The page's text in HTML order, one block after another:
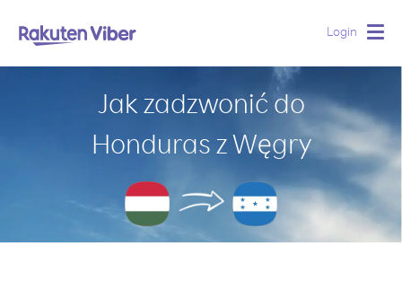
Login
Jak zadzwonić do
Honduras z Węgry